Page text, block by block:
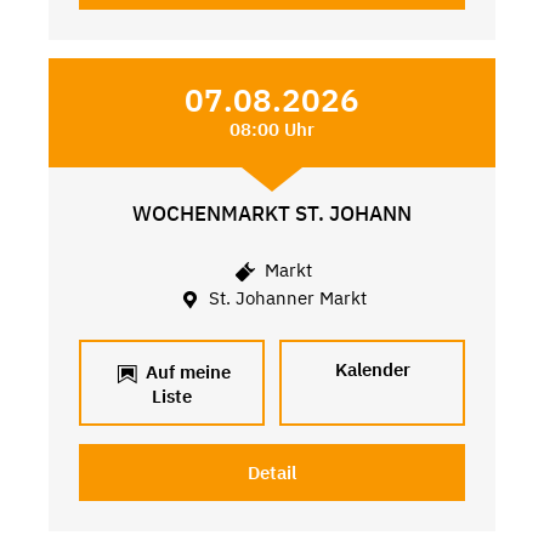
07.08.2026
08:00 Uhr
WOCHENMARKT ST. JOHANN
Markt
St. Johanner Markt
Auf meine
Liste
Kalender
Detail